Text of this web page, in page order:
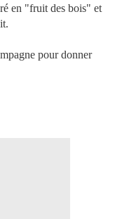
en "fruit des bois" et
pour donner